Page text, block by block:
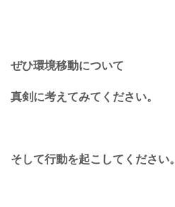
ぜひ環境移動について
真剣に考えてみてください。
そして行動を起こしてください。